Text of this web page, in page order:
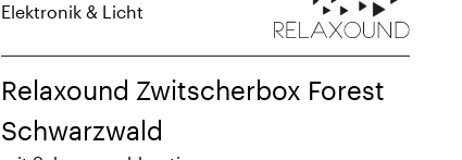
Elektronik & Licht
Relaxound Zwitscherbox Forest
Schwarzwald